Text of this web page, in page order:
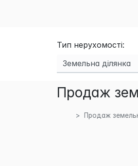
Тип нерухомості:
Продаж
Продаж